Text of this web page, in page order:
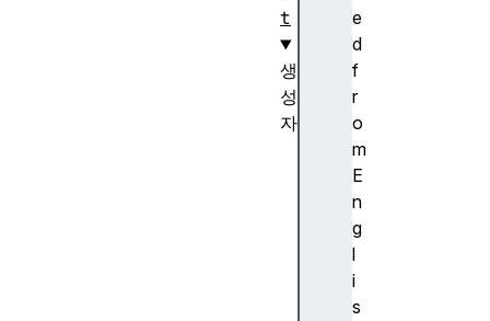
e
d
f
r
o
m
E
n
g
l
i
s
t
생
성
자